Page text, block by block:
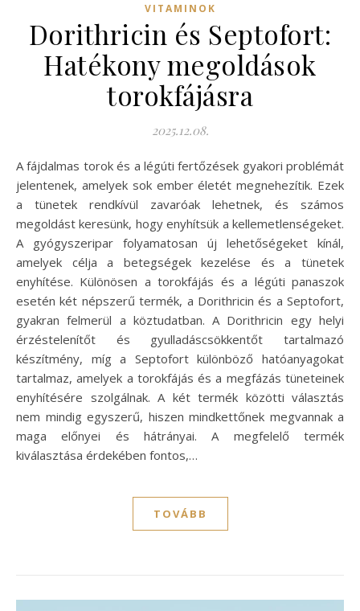
VITAMINOK
Dorithricin és Septofort:
Hatékony megoldások
torokfájásra
2025.12.08.
A fájdalmas torok és a légúti fertőzések gyakori problémát
jelentenek, amelyek sok ember életét megnehezítik. Ezek
a tünetek rendkívül zavaróak lehetnek, és számos
megoldást keresünk, hogy enyhítsük a kellemetlenségeket.
A gyógyszeripar folyamatosan új lehetőségeket kínál,
amelyek célja a betegségek kezelése és a tünetek
enyhítése. Különösen a torokfájás és a légúti panaszok
esetén két népszerű termék, a Dorithricin és a Septofort,
gyakran felmerül a köztudatban. A Dorithricin egy helyi
érzéstelenítőt és gyulladáscsökkentőt tartalmazó
készítmény, míg a Septofort különböző hatóanyagokat
tartalmaz, amelyek a torokfájás és a megfázás tüneteinek
enyhítésére szolgálnak. A két termék közötti választás
nem mindig egyszerű, hiszen mindkettőnek megvannak a
maga előnyei és hátrányai. A megfelelő termék
kiválasztása érdekében fontos,…
TOVÁBB